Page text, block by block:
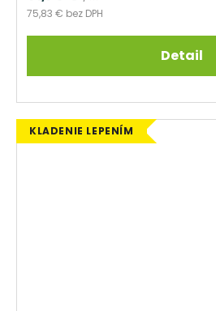
75,83 € bez DPH
Detail
KLADENIE LEPENÍM